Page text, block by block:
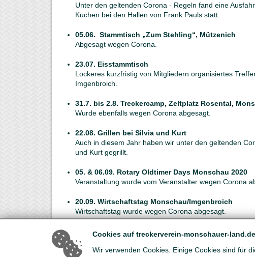
Unter den geltenden Corona - Regeln fand eine
Kuchen bei den Hallen von Frank Pauls statt.
05.06. Stammtisch „Zum Stehling“, Mützenich
Abgesagt wegen Corona.
23.07. Eisstammtisch
Lockeres kurzfristig von Mitgliedern organisiertes
Imgenbroich.
31.7. bis 2.8. Treckercamp, Zeltplatz Rosental,
Wurde ebenfalls wegen Corona abgesagt.
22.08. Grillen bei Silvia und Kurt
Auch in diesem Jahr haben wir unter den geltenden
und Kurt gegrillt.
05. & 06.09. Rotary Oldtimer Days Monschau 2020
Veranstaltung wurde vom Veranstalter wegen Corona
20.09. Wirtschaftstag Monschau/Imgenbroich
Wirtschaftstag wurde wegen Corona abgesagt.
03.11. Jubiläumsevent 10-jähriges Bestehen
Die auf dem Marktplatz in Monschau geplante
Bestehens musste ebenfalls wegen Corona abgesagt
Cookies auf treckerverein-monschauer-land.de
Wir verwenden Cookies. Einige Cookies sind für